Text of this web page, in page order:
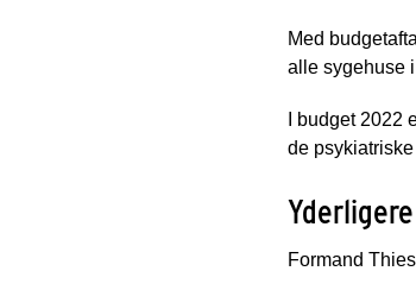
Med
alle sygehuse
I budget
de
Formand